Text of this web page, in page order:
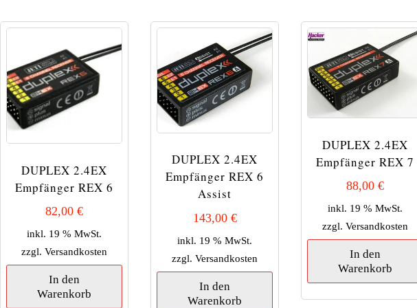
DUPLEX 2.4EX
Empfänger REX 6
82,00 €
inkl. 19 % MwSt.
zzgl. Versandkosten
In den
Warenkorb
DUPLEX 2.4EX
Empfänger REX 6
Assist
143,00 €
inkl. 19 % MwSt.
zzgl.Versandkosten
In den
Warenkorb
DUPLEX 2.4EX
Empfänger REX 7
88,00€
inkl. 19 % MwSt.
zzgl.Versandkosten
In den
Warenkorb